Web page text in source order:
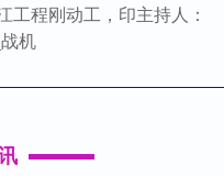
工程刚动工，印主持人：
机